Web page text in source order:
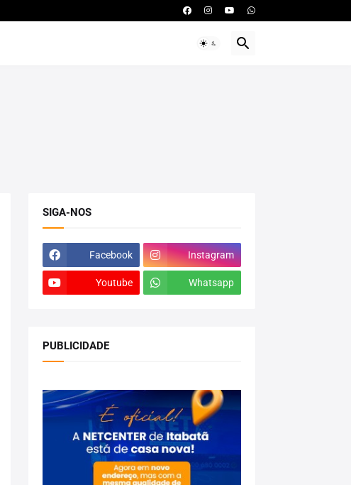
SIGA-NOS
Facebook Instagram
Youtube Whatsapp
PUBLICIDADE